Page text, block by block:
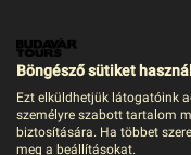
Böngésző sütiket
Ezt elküldhetjük látogatóink
személyre szabott tartalom
biztosítására. Ha többet
meg a beállításokat.